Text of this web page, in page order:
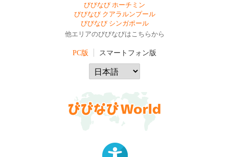
びびなび ホーチミン
びびなび クアラルンプール
びびなび シンガポール
他エリアのびびなびはこちらから
PC版 スマートフォン版